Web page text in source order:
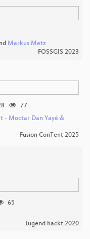
Markus Metz
FOSSGIS 2023
77
- Moctar Dan Yayé &
Fusion ConTent 2025
65
Jugend hackt 2020